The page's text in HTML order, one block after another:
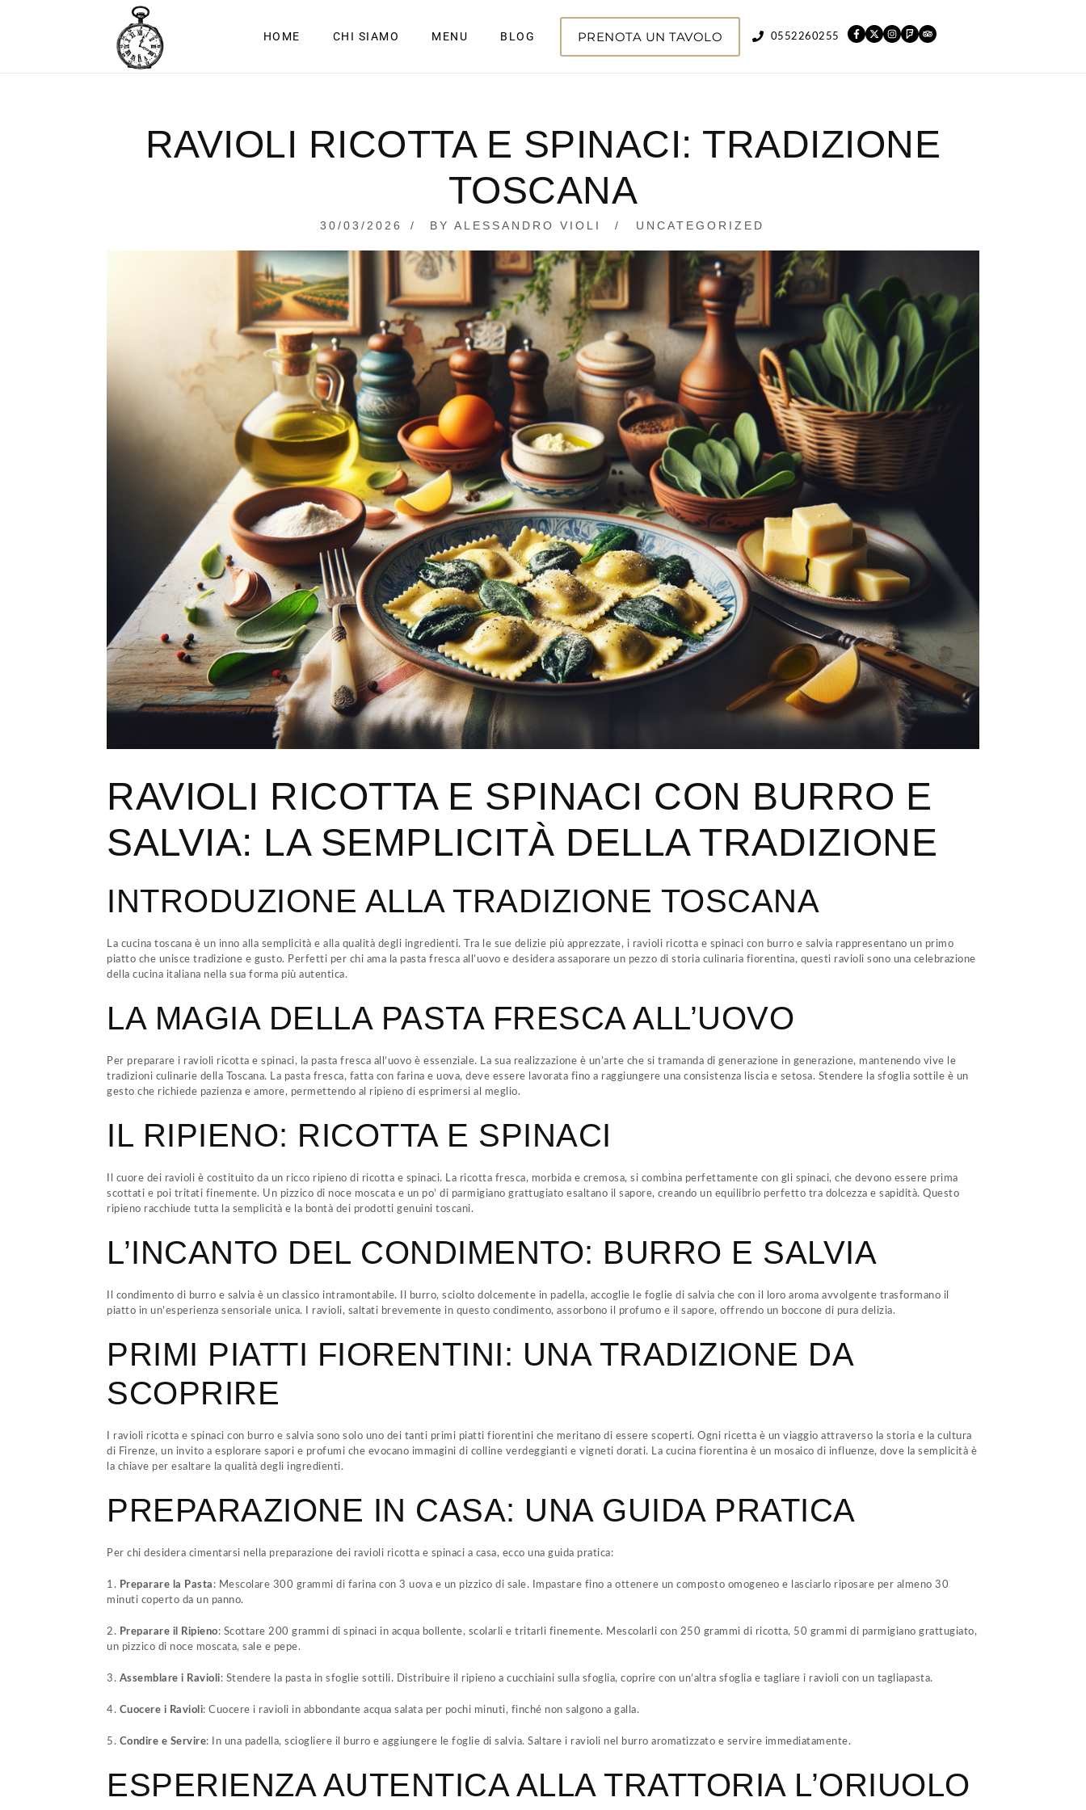
Γ
HOME CHI SIAMO MENU BLOG PRENOTA UN TAVOLO 0552260255
RAVIOLI RICOTTA E SPINACI: TRADIZIONE
TOSCANA
30/03/2026 30/03/2026
BY ALESSANDRO VIOLI UNCATEGORIZED
RAVIOLI RICOTTA E SPINACI CON BURRO E
SALVIA: LA SEMPLICITÀ DELLA TRADIZIONE
INTRODUZIONE ALLA TRADIZIONE TOSCANA
La cucina toscana è un inno alla semplicità e alla qualità degli ingredienti. Tra le sue delizie più apprezzate, i ravioli ricotta e spinaci con burro e salvia rappresentano un primo
piatto che unisce tradizione e gusto. Perfetti per chi ama la pasta fresca all’uovo e desidera assaporare un pezzo di storia culinaria fiorentina, questi ravioli sono una celebrazione
della cucina italiana nella sua forma più autentica.
LA MAGIA DELLA PASTA FRESCA ALL’UOVO
Per preparare i ravioli ricotta e spinaci, la pasta fresca all’uovo è essenziale. La sua realizzazione è un’arte che si tramanda di generazione in generazione, mantenendo vive le
tradizioni culinarie della Toscana. La pasta fresca, fatta con farina e uova, deve essere lavorata fino a raggiungere una consistenza liscia e setosa. Stendere la sfoglia sottile è un
gesto che richiede pazienza e amore, permettendo al ripieno di esprimersi al meglio.
IL RIPIENO: RICOTTA E SPINACI
Il cuore dei ravioli è costituito da un ricco ripieno di ricotta e spinaci. La ricotta fresca, morbida e cremosa, si combina perfettamente con gli spinaci, che devono essere prima
scottati e poi tritati finemente. Un pizzico di noce moscata e un po’ di parmigiano grattugiato esaltano il sapore, creando un equilibrio perfetto tra dolcezza e sapidità. Questo
ripieno racchiude tutta la semplicità e la bontà dei prodotti genuini toscani.
L’INCANTO DEL CONDIMENTO: BURRO E SALVIA
Il condimento di burro e salvia è un classico intramontabile. Il burro, sciolto dolcemente in padella, accoglie le foglie di salvia che con il loro aroma avvolgente trasformano il
piatto in un’esperienza sensoriale unica. I ravioli, saltati brevemente in questo condimento, assorbono il profumo e il sapore, offrendo un boccone di pura delizia.
PRIMI PIATTI FIORENTINI: UNA TRADIZIONE DA
SCOPRIRE
I ravioli ricotta e spinaci con burro e salvia sono solo uno dei tanti primi piatti fiorentini che meritano di essere scoperti. Ogni ricetta è un viaggio attraverso la storia e la cultura
di Firenze, un invito a esplorare sapori e profumi che evocano immagini di colline verdeggianti e vigneti dorati. La cucina fiorentina è un mosaico di influenze, dove la semplicità è
la chiave per esaltare la qualità degli ingredienti.
PREPARAZIONE IN CASA: UNA GUIDA PRATICA
Per chi desidera cimentarsi nella preparazione dei ravioli ricotta e spinaci a casa, ecco una guida pratica:
1. Preparare la Pasta : Mescolare 300 grammi di farina con 3 uova e un pizzico di sale. Impastare fino a ottenere un composto omogeneo e lasciarlo riposare per almeno 30
minuti coperto da un panno.
2. Preparare il Ripieno: Scottare 200 grammi di spinaci in acqua bollente, scolarli e tritarli finemente. Mescolarli con 250 grammi di ricotta, 50 grammi di parmigiano grattugiato,
un pizzico di noce moscata, sale e pepe.
3. Assemblare i Ravioli: Stendere la pasta in sfoglie sottili. Distribuire il ripieno a cucchiaini sulla sfoglia, coprire con un’altra sfoglia e tagliare i ravioli con un tagliapasta.
4. Cuocere i Ravioli: Cuocere i ravioli in abbondante acqua salata per pochi minuti, finché non salgono a galla.
5. Condire e Servire: In una padella, sciogliere il burro e aggiungere le foglie di salvia. Saltare i ravioli nel burro aromatizzato e servire immediatamente.
ESPERIENZA AUTENTICA ALLA TRATTORIA L’ORIUOLO